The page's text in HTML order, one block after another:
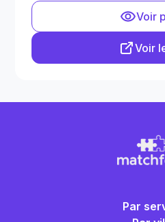
Voir
Voir
Par